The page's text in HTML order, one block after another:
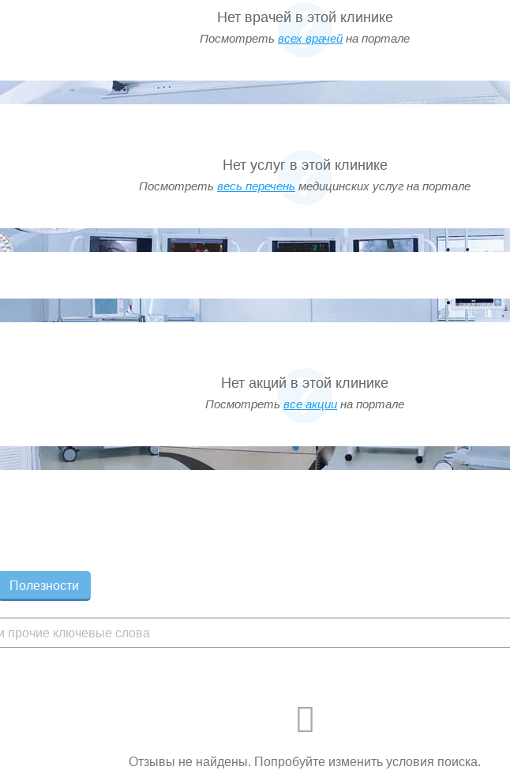
Нет врачей в этой клинике
Посмотреть всех врачей на портале
Нет услуг в этой клинике
Посмотреть весь перечень медицинских услуг на портале
Нет акций в этой клинике
Посмотреть все акции на портале
Полезности
Отзывы не найдены. Попробуйте изменить условия поиска.